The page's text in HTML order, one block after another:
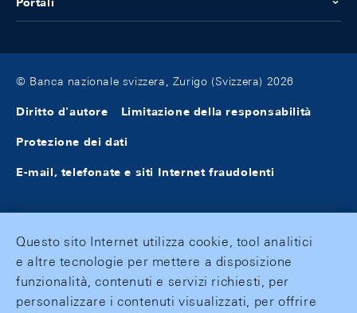
© Banca nazionale svizzera, Zurigo (Svizzera) 2026
Diritto d'autore Limitazione della responsabilità
Protezione dei dati
E-mail, telefonate e siti Internet fraudolenti
Questo sito Internet utilizza cookie, tool analitici
e altre tecnologie per mettere a disposizione
funzionalità, contenuti e servizi richiesti, per
personalizzare i contenuti visualizzati, per offrire